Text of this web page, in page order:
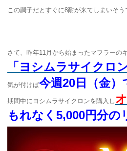
この調子だとすぐに8耐が来てしまいそう
さて、昨年11月から始まったマフラーの
「ヨシムラサイクロ
気が付けば今週20日（金）
期間中にヨシムラサイクロンを購入し
もれなく5,000円分の